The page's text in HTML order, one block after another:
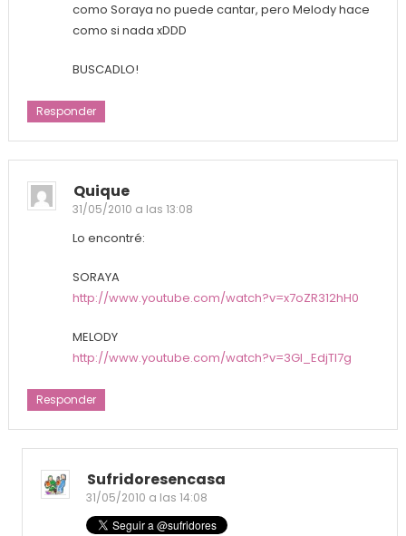
como Soraya no puede cantar, pero Melody hace
como si nada xDDD
BUSCADLO!
Responder
Quique
31/05/2010 a las 13:08
Lo encontré:
SORAYA
http://www.youtube.com/watch?v=x7oZR312hH0
MELODY
http://www.youtube.com/watch?v=3Gl_EdjTl7g
Responder
Sufridoresencasa
31/05/2010 a las 14:08